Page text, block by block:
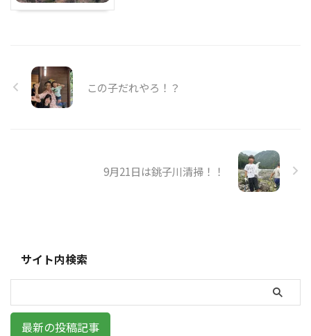
この子だれやろ！？
9月21日は銚子川清掃！！
サイト内検索
最新の投稿記事